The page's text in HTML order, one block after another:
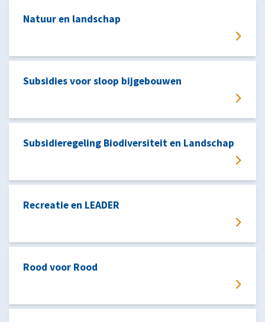
Natuur en landschap
Subsidies voor sloop bijgebouwen
Subsidieregeling Biodiversiteit en Landschap
Recreatie en LEADER
Rood voor Rood